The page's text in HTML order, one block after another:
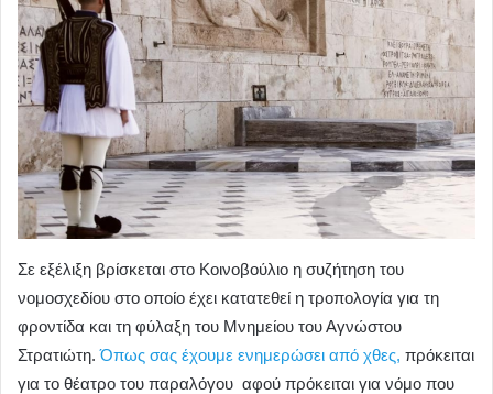
Σε εξέλιξη βρίσκεται στο Κοινοβούλιο η συζήτηση του
νομοσχεδίου στο οποίο έχει κατατεθεί η τροπολογία για τη
φροντίδα και τη φύλαξη του Μνημείου του Αγνώστου
Στρατιώτη.Όπως σας έχουμε ενημερώσει από χθες, πρόκειται
για το θέατρο του παραλόγου αφού πρόκειται για νόμο που